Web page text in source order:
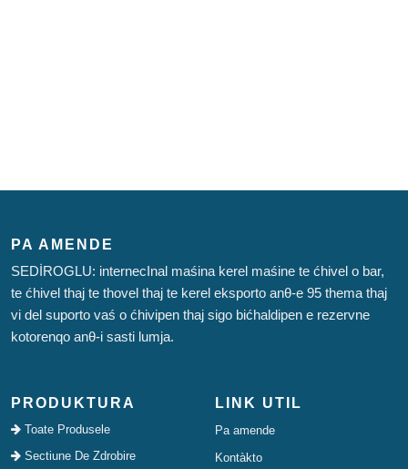
PA AMENDE
SEDİROGLU: internecInal maśina kerel maśine te ćhivel o bar,
te ćhivel thaj te thovel thaj te kerel eksporto anθ-e 95 thema thaj
vi del suporto vaś o ćhivipen thaj sigo bićhaldipen e rezervne
kotorenqo anθ-i sasti lumja.
PRODUKTURA
Toate Produsele
Sectiune De Zdrobire
LINK UTIL
Pa amende
Kontàkto